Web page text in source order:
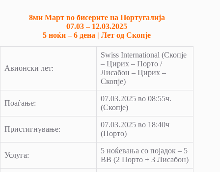
8ми Март во бисерите на Португалија
07.03 – 12.03.2025
5 ноќи – 6 дена | Лет од Скопје
Авионски лет:
Swiss International (Скопје
– Цирих – Порто /
Лисабон – Цирих –
Скопје)
Поаѓање:
07.03.2025 во 08:55ч.
(Скопје)
Пристигнување:
07.03.2025 во 18:40ч
(Порто)
Услуга:
5 ноќевања со појадок – 5
BB (2 Порто + 3 Лисабон)